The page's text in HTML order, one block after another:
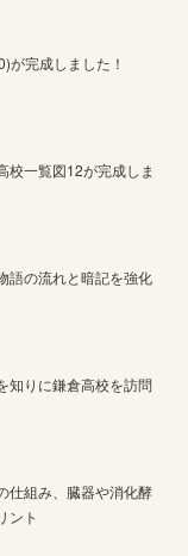
が完成しました！
校一覧図12が完成しま
語の流れと暗記を強化
知りに鎌倉高校を訪問
仕組み、臓器や消化酵
ント